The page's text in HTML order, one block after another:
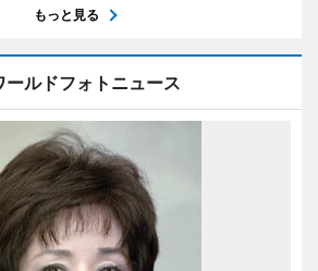
もっと見る
ールドフォトニュース